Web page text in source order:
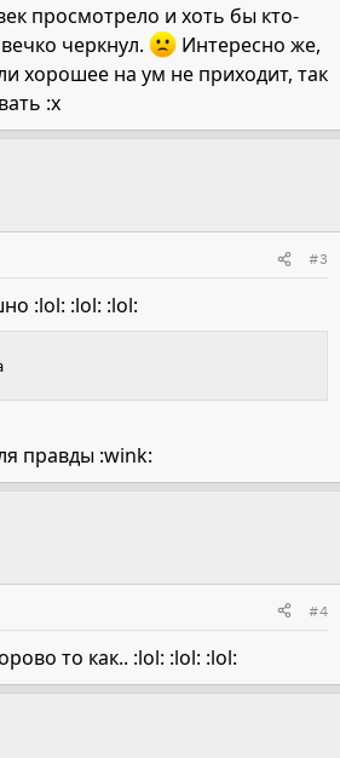
просмотрело и хоть бы кто-
черкнул.
Интересно же,
хорошее на ум не приходит, так
:x
#3
:lol: :lol: :lol:
правды :wink:
#4
то как.. :lol: :lol: :lol: